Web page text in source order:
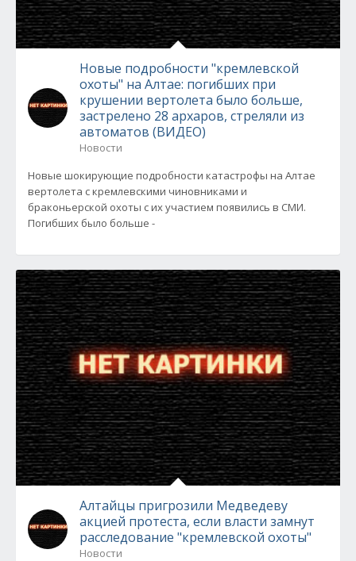
Новые подробности "кремлевской
охоты" на Алтае: погибших при
крушении вертолета было больше,
застрелено 28 архаров, стреляли из
автоматов (ВИДЕО)
Новости
Новые шокирующие подробности катастрофы на Алтае
вертолета с кремлевскими чиновниками и
браконьерской охоты с их участием появились в СМИ.
Погибших было больше -
Алтайцы пригрозили Медведеву
акцией протеста, если власти замнут
расследование "кремлевской охоты"
Новости